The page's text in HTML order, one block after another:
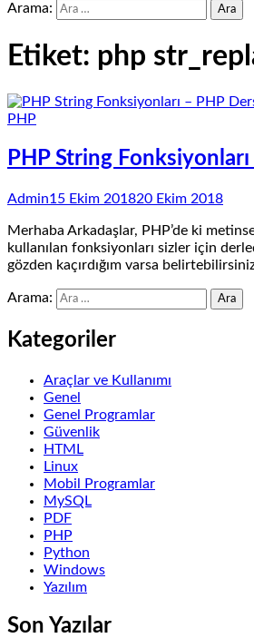
Arama:
Etiket: php
PHP
PHP String
Admin15 Ekim 201820 Ekim 2018
Merhaba Arkadaşlar, PHP’de ki
kullanılan fonksiyonları sizler için
gözden kaçırdığım varsa
Arama:
Kategoriler
Araçlar ve Kullanımı
Genel
Genel Programlar
Güvenlik
HTML
Linux
Mobil Programlar
MySQL
PDF
PHP
Python
Windows
Yazılım
Son Yazılar